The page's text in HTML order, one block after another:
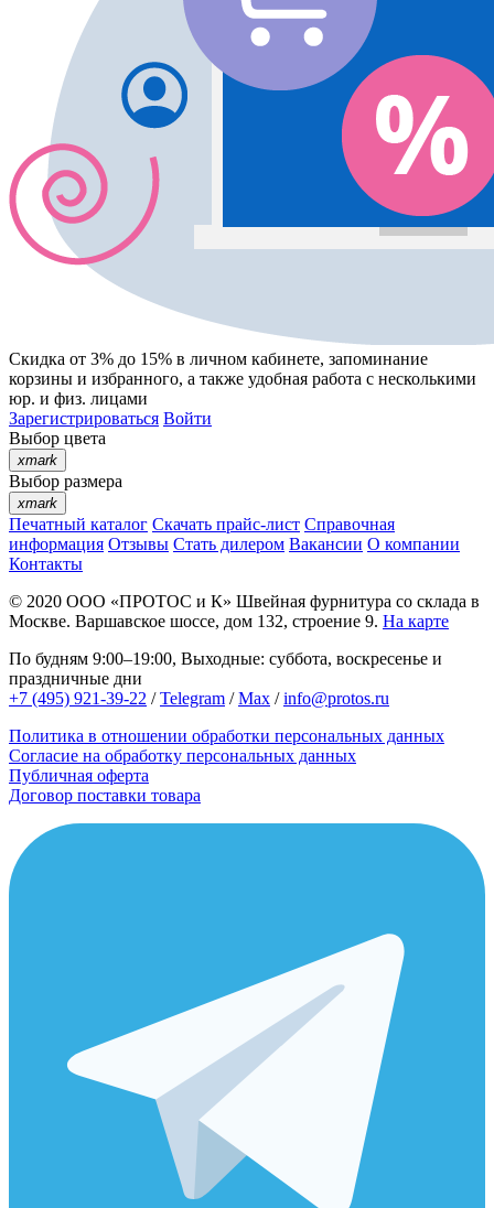
Скидка от 3% до 15% в личном кабинете, запоминание
корзины и избранного, а также удобная работа с несколькими
юр. и физ. лицами
Зарегистрироваться Войти
Выбор цвета
xmark
Выбор размера
xmark
Печатный каталог Скачать прайс-лист Справочная
информация Отзывы Стать дилером Вакансии О компании
Контакты
© 2020 ООО «ПРОТОС и К» Швейная фурнитура со склада в
Москве. Варшавское шоссе, дом 132, строение 9. На карте
По будням 9:00–19:00, Выходные: суббота, воскресенье и
праздничные дни
+7 (495) 921-39-22 /Telegram /Max /info@protos.ru
Политика в отношении обработки персональных данных
Согласие на обработку персональных данных
Публичная оферта
Договор поставки товара